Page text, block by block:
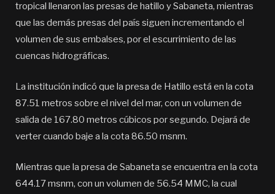
tropical llenaron las presas de hatillo y Sabaneta, mientras
que las demás presas del país siguen incrementando el
volumen de sus embalses, por el escurrimiento de las
cuencas hidrográficas.
La institución indicó que la presa de Hatillo está en la cota
87.51 metros sobre el nivel del mar, con un volumen de
salida de 167.80 metros cúbicos por segundo. Dejará de
verter cuando baje a la cota 86.50 msnm.
Mientras que la presa de Sabaneta se encuentra en la cota
644.17 msnm, con un volumen de 56.54 MMC, la cual